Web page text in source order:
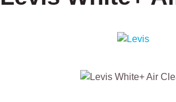
Afbeeldingengalerij overslaan